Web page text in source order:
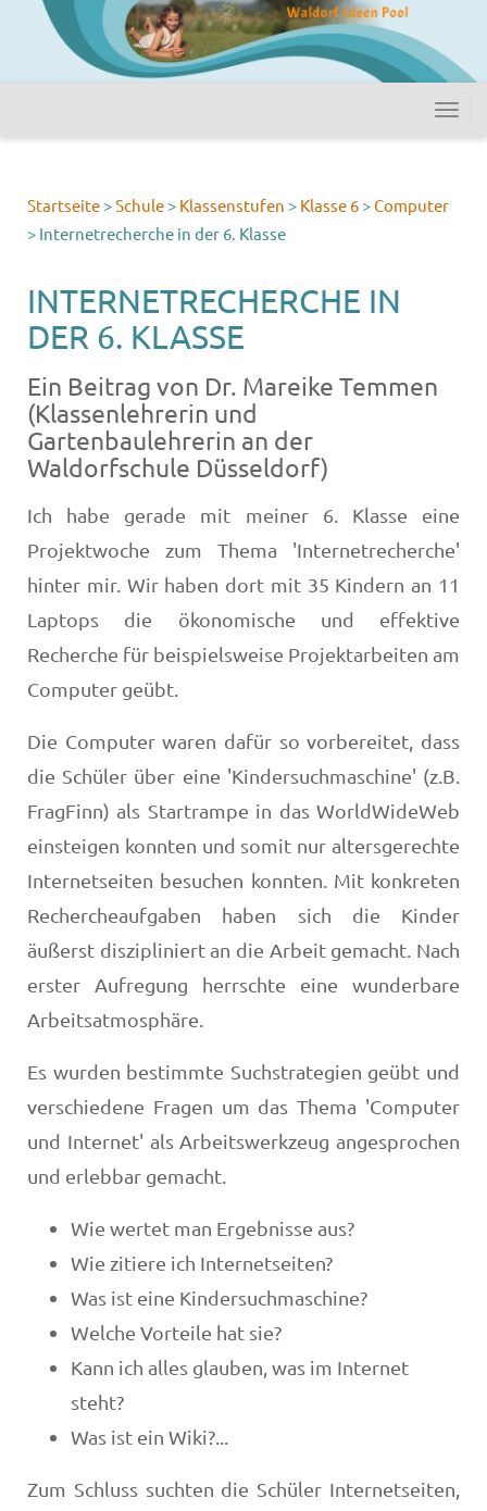
Startseite >Schule > Klassenstufen > Klasse 6 >Computer
> Internetrecherche in der 6. Klasse
INTERNETRECHERCHE IN
DER 6. KLASSE
Ein Beitrag von Dr. Mareike Temmen
(Klassenlehrerin und
Gartenbaulehrerin an der
Waldorfschule Düsseldorf)
Ich habe gerade mit meiner 6. Klasse eine
Projektwoche zum Thema 'Internetrecherche'
hinter mir. Wir haben dort mit 35 Kindern an 11
Laptops die ökonomische und effektive
Recherche für beispielsweise Projektarbeiten am
Computer geübt.
Die Computer waren dafür so vorbereitet, dass
die Schüler über eine 'Kindersuchmaschine' (z.B.
FragFinn) als Startrampe in das WorldWideWeb
einsteigen konnten und somit nur altersgerechte
Internetseiten besuchen konnten. Mit konkreten
Rechercheaufgaben haben sich die Kinder
äußerst diszipliniert an die Arbeit gemacht. Nach
erster Aufregung herrschte eine wunderbare
Arbeitsatmosphäre.
Es wurden bestimmte Suchstrategien geübt und
verschiedene Fragen um das Thema 'Computer
und Internet' als Arbeitswerkzeug angesprochen
und erlebbar gemacht.
Wie wertet man Ergebnisse aus?
Wie zitiere ich Internetseiten?
Was ist eine Kindersuchmaschine?
Welche Vorteile hat sie?
Kann ich alles glauben, was im Internet
steht?
Was ist ein Wiki?...
Zum Schluss suchten die Schüler Internetseiten,